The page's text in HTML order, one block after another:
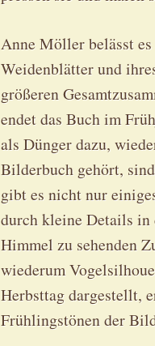
Anne Möller belässt
Weidenblätter und
größeren
endet das Buch im
als Dünger dazu,
Bilderbuch gehört,
gibt es nicht nur
durch kleine Details in
Himmel zu sehenden
wiederum
Herbsttag dargestellt,
Frühlingstönen der